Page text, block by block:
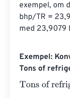
exempel, om
bhp/TR =
med 23,9079
Exempel:
Tons of
Tons of